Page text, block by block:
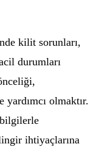
kilit sorunları,
durumları
olmaktır.
ihtiyaçlarına